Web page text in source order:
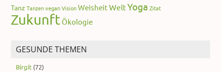
Tanz Tanzen vegan Vision WeisheitWeltYoga Zitat
Zukunft Ökologie
GESUNDE THEMEN
Birgit (72)